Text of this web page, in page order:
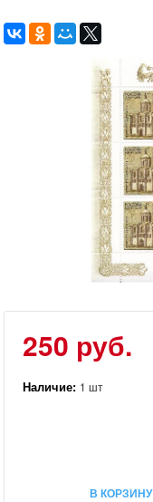
250 руб.
Наличие: 1 шт
В КОРЗИНУ